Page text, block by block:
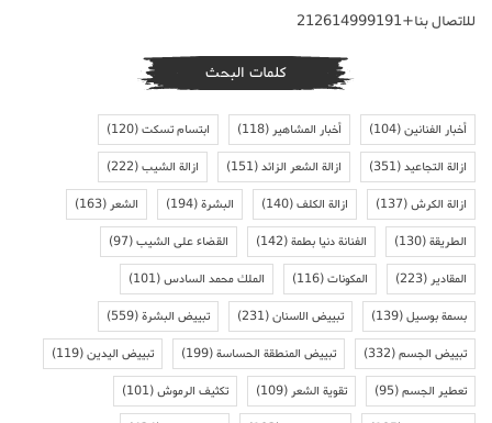
للاتصال بنا+212614999191
كلمات البحث
أخبار الفنانين(104) أخبار المشاهير(118) ابتسام تسكت(120)
ازالة التجاعيد(351) ازالة الشعر الزائد(151) ازالة الشيب(222)
ازالة الكرش(137) ازالة الكلف(140) البشرة(194) الشعر(163)
الطريقة(130) الفنانة دنيا بطمة(142) القضاء على الشيب(97)
المقادير(223) المكونات(116) الملك محمد السادس(101)
بسمة بوسيل(139) تبييض الاسنان(231) تبييض البشرة(559)
تبييض الجسم(332) تبييض المنطقة الحساسة(199) تبييض اليدين(119)
تعطير الجسم(95) تقوية الشعر(109) تكثيف الرموش(101)